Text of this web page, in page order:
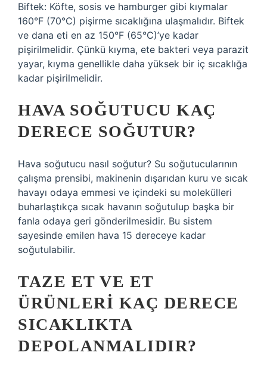
Biftek: Köfte, sosis ve hamburger gibi kıymalar
160°F (70°C) pişirme sıcaklığına ulaşmalıdır. Biftek
ve dana eti en az 150°F (65°C)’ye kadar
pişirilmelidir. Çünkü kıyma, ete bakteri veya parazit
yayar, kıyma genellikle daha yüksek bir iç sıcaklığa
kadar pişirilmelidir.
HAVA SOĞUTUCU KAÇ
DERECE SOĞUTUR?
Hava soğutucu nasıl soğutur? Su soğutucularının
çalışma prensibi, makinenin dışarıdan kuru ve sıcak
havayı odaya emmesi ve içindeki su molekülleri
buharlaştıkça sıcak havanın soğutulup başka bir
fanla odaya geri gönderilmesidir. Bu sistem
sayesinde emilen hava 15 dereceye kadar
soğutulabilir.
TAZE ET VE ET
ÜRÜNLERI KAÇ DERECE
SICAKLIKTA
DEPOLANMALIDIR?